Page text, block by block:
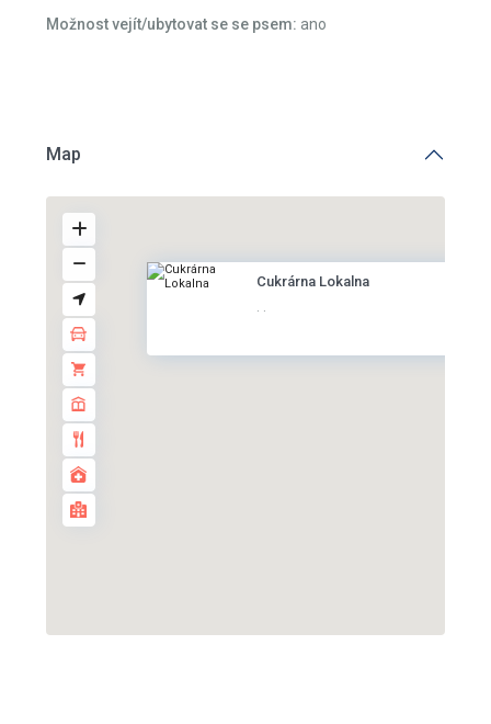
Možnost vejít/ubytovat se se psem: ano
Map
Cukrárna Lokalna
· ·